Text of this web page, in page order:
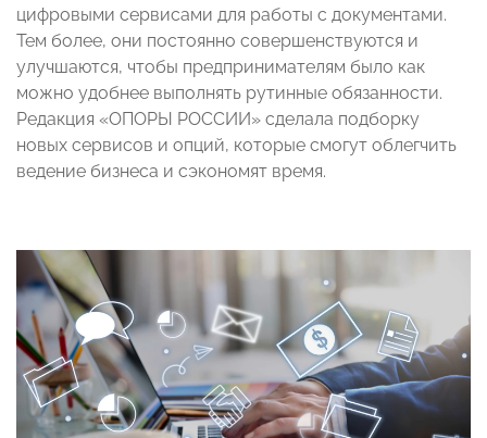
цифровыми сервисами для работы с документами.
Тем более, они постоянно совершенствуются и
улучшаются, чтобы предпринимателям было как
можно удобнее выполнять рутинные обязанности.
Редакция «ОПОРЫ РОССИИ» сделала подборку
новых сервисов и опций, которые смогут облегчить
ведение бизнеса и сэкономят время.